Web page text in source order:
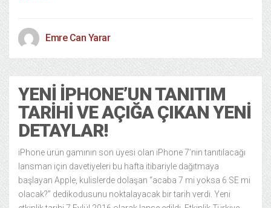
Emre Can Yarar
YENI IPHONE’UN TANITIM
TARIHI VE AÇIĞA ÇIKAN YENI
DETAYLAR!
iPhone ürün gamının son üyesi olan iPhone 7’nin tanıtılacağı
lansman için davetiyeleri bu hafta itibariyle dağıtmaya
başlayan Apple, kulislerde dolaşan “acaba 7 mi yoksa 6 SE mi
olacak?” dedikodusunu noktalayacak bir tarih verdi. Yeni